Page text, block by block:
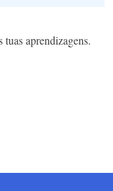
aprendizagens.